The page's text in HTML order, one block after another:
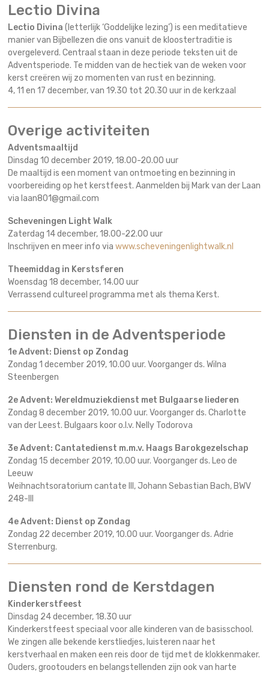
Lectio Divina
Lectio Divina(letterlijk ‘Goddelijke lezing’) is een meditatieve
manier van Bijbellezen die ons vanuit de kloostertraditie is
overgeleverd. Centraal staan in deze periode teksten uit de
Adventsperiode. Te midden van de hectiek van de weken voor
kerst creëren wij zo momenten van rust en bezinning.
4, 11 en 17 december, van 19.30 tot 20.30 uur in de kerkzaal
Overige activiteiten
Adventsmaaltijd
Dinsdag 10 december 2019, 18.00-20.00 uur
De maaltijd is een moment van ontmoeting en bezinning in
voorbereiding op het kerstfeest. Aanmelden bij Mark van der Laan
via laan801@gmail.com
Scheveningen Light Walk
Zaterdag 14 december, 18.00-22.00 uur
Inschrijven en meer info viawww.scheveningenlightwalk.nl
Theemiddag in Kerstsferen
Woensdag 18 december, 14.00 uur
Verrassend cultureel programma met als thema Kerst.
Diensten in de Adventsperiode
1e Advent: Dienst op Zondag
Zondag 1 december 2019, 10.00 uur. Voorganger ds. Wilna
Steenbergen
2e Advent: Wereldmuziekdienst met Bulgaarse liederen
Zondag 8 december 2019, 10.00 uur. Voorganger ds. Charlotte
van der Leest. Bulgaars koor o.l.v. Nelly Todorova
3e Advent: Cantatedienst m.m.v. Haags Barokgezelschap
Zondag 15 december 2019, 10.00 uur. Voorganger ds. Leo de
Leeuw
Weihnachtsoratorium cantate III, Johann Sebastian Bach, BWV
248-III
4e Advent: Dienst op Zondag
Zondag 22 december 2019, 10.00 uur. Voorganger ds. Adrie
Sterrenburg.
Diensten rond de Kerstdagen
Kinderkerstfeest
Dinsdag 24 december, 18.30 uur
Kinderkerstfeest speciaal voor alle kinderen van de basisschool.
We zingen alle bekende kerstliedjes, luisteren naar het
kerstverhaal en maken een reis door de tijd met de klokkenmaker.
Ouders, grootouders en belangstellenden zijn ook van harte